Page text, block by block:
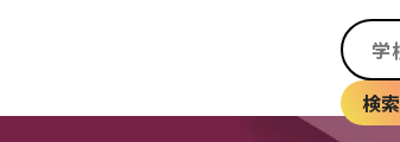
検索